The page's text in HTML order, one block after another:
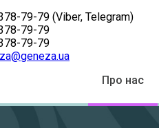
79-79 (Viber, Telegram)
79-79
79-79
Top
Menu
Про нас